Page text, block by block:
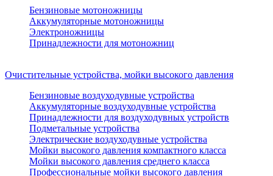
Бензиновые мотоножницы
Аккумуляторные мотоножницы
Электроножницы
Принадлежности для мотоножниц
Очистительные устройства, мойки высокого давления
Бензиновые воздуходувные устройства
Аккумуляторные воздуходувные устройства
Принадлежности для воздуходувных устройств
Подметальные устройства
Электрические воздуходувные устройства
Мойки высокого давления компактного класса
Мойки высокого давления среднего класса
Профессиональные мойки высокого давления